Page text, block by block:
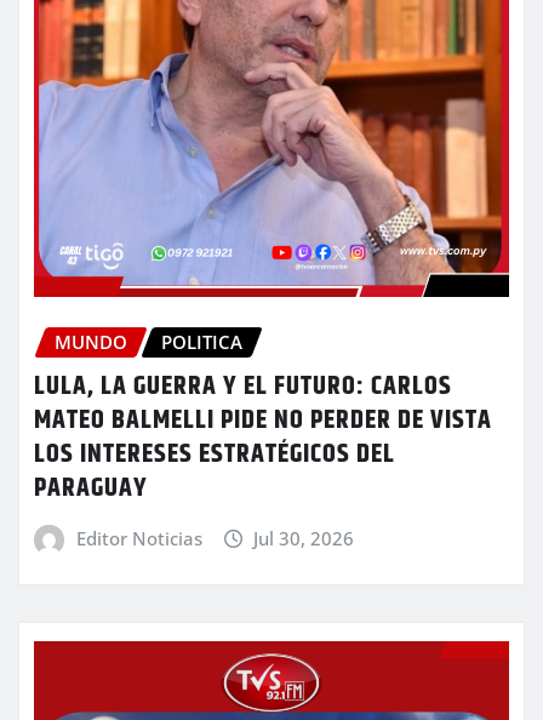
MUNDO POLITICA
LULA, LA GUERRA Y EL FUTURO: CARLOS
MATEO BALMELLI PIDE NO PERDER DE VISTA
LOS INTERESES ESTRATÉGICOS DEL
PARAGUAY
Editor Noticias Jul 30, 2026